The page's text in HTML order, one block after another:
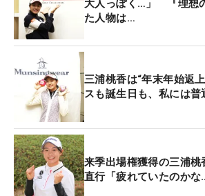
ころには厳しくて…。すごく悔しか
ね。
Q：点数をつけるとしたら何点く
先ほどは結果を見て厳しかったと
年、私が目標にしていたのはファ
を覚えてもらうことだったんです。
時、ツアーに見に来る時に、「三
してるのかな？」と結果を見てく
大人っぽく…」 『理想
た人物は…
三浦桃香は“年末年始返
スも誕生日も、私には普
来季出場権獲得の三浦
直行「疲れていたのかな